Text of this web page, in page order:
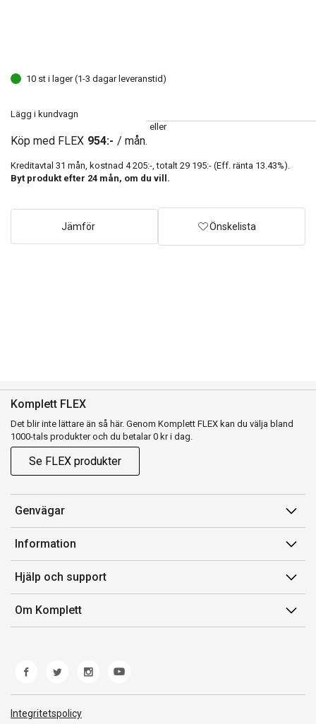
10 st i lager (1-3 dagar leveranstid)
Lägg i kundvagn
eller
Köp med FLEX 954:- / mån.
Kreditavtal 31 mån, kostnad 4 205:- , totalt 29 195:- (Eff. ränta 13.43%).
Byt produkt efter 24 mån, om du vill.
Jämför Önskelista
Komplett FLEX
Det blir inte lättare än så här. Genom Komplett FLEX kan du välja bland
1000-tals produkter och du betalar 0 kr i dag.
Se FLEX produkter
Genvägar
Konto
Orderhistorik
Presentkort
Komplett Club
Information
Försäljningsvillkor
Medlemsvillkor for Komplett Club
Lediga tjänster
Hjälp och support
Kontakta oss
Kundservice
Produkthjälp och retur
Felsökning och guider
Frakt och leverans
Om Komplett
Integritetspolicy